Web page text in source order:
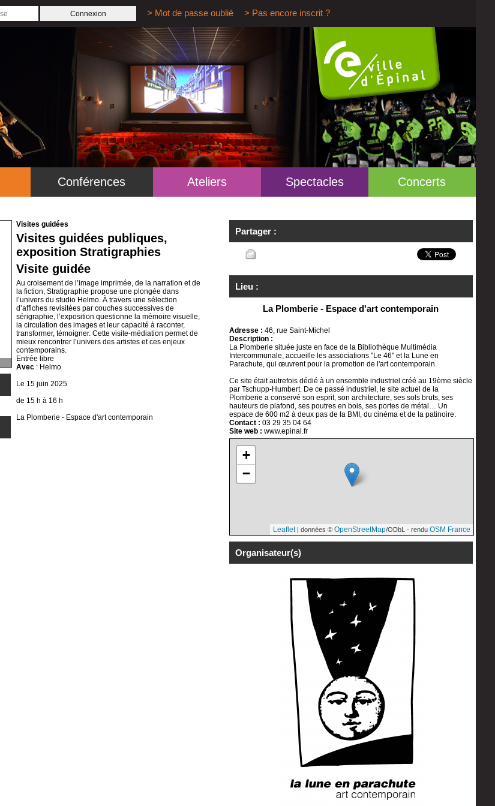
> Mot de passe oublié > Pas encore inscrit ?
Conférences Ateliers Spectacles Concerts
Visites guidées
Visites guidées publiques,
exposition Stratigraphies
Visite guidée
Au croisement de l’image imprimée, de la narration et de
la fiction, Stratigraphie propose une plongée dans
l’univers du studio Helmo. À travers une sélection
d’affiches revisitées par couches successives de
sérigraphie, l’exposition questionne la mémoire visuelle,
la circulation des images et leur capacité à raconter,
transformer, témoigner. Cette visite-médiation permet de
mieux rencontrer l’univers des artistes et ces enjeux
contemporains.
Entrée libre
Avec : Helmo
Le 15 juin 2025
de 15 h à 16 h
La Plomberie - Espace d'art contemporain
Partager :
Lieu :
La Plomberie - Espace d'art contemporain
Adresse : 46, rue Saint-Michel
Description :
La Plomberie située juste en face de la Bibliothèque Multimédia
Intercommunale, accueille les associations "Le 46" et la Lune en
Parachute, qui œuvrent pour la promotion de l'art contemporain.
Ce site était autrefois dédié à un ensemble industriel créé au 19ème siècle
par Tschupp-Humbert. De ce passé industriel, le site actuel de la
Plomberie a conservé son esprit, son architecture, ses sols bruts, ses
hauteurs de plafond, ses poutres en bois, ses portes de métal… Un
espace de 600 m2 à deux pas de la BMI, du cinéma et de la patinoire.
Contact : 03 29 35 04 64
Site web : www.epinal.fr
+
−
Leaflet| données © OpenStreetMap/ODbL - rendu OSM France
Organisateur(s)